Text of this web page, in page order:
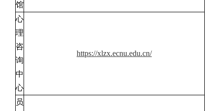
馆
心
理
咨
询
中
心
https://xlzx.ecnu.edu.cn/
员